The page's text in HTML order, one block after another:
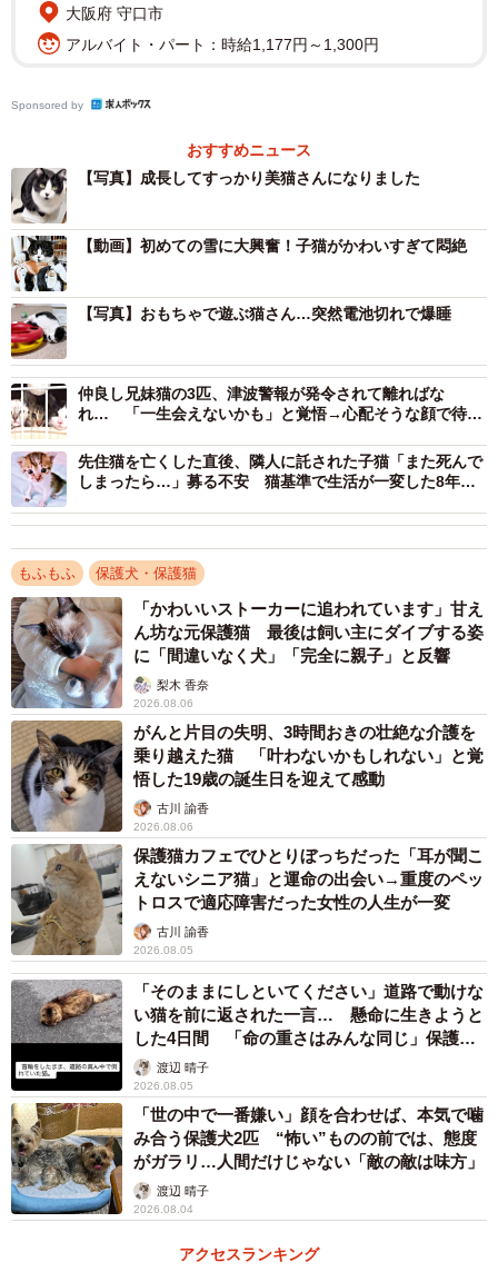
ました。ご飯を食べている地域猫のそばに近寄って怒られ
たり、ボス猫に追いかけられたりしていて、気になったん
保護当時、生後推定6カ月。ケージの中で舌をペロっと出すあんこちゃん
（画像提供：しじみとんさん）
どうやら女の子だとわかったその子こそ、あんこちゃんで
した。当時、生後推定6カ月ほど。飼い主さんは、自然とそ
の姿を目で追うようになり、ある思いがこみ上げてきまし
た。
「このままでは、すぐ妊娠、出産することになるに違いな
いと思いました。そこで、意を決して保護することを決め
たんです」
野良猫として外で暮らすことは、常に危険と隣り合わせ。
これ以上、過酷な境遇のなかで暮らす子を増やしてはいけ
ない――飼い主さんは自分にできることを考え、行動に出
ました。保護するための準備を整え、慎重に距離を縮め、
あんこちゃんを無事に保護することができたのです。
大胆不敵なあんこちゃん 外生活の処世術を披
露！？
大阪府 守口市
アルバイト・パート：時給1,177円～1,300円
Sponsored by
おすすめニュース
【写真】成長してすっかり美猫さんになりました
【動画】初めての雪に大興奮！子猫がかわいすぎて悶絶
【写真】おもちゃで遊ぶ猫さん…突然電池切れで爆睡
仲良し兄妹猫の3匹、津波警報が発令されて離ればな
れ… 「一生会えないかも」と覚悟→心配そうな顔で待っ
先住猫を亡くした直後、隣人に託された子猫「また死んで
しまったら…」募る不安 猫基準で生活が一変した8年の
もふもふ 保護犬・保護猫
「かわいいストーカーに追われています」甘え
ん坊な元保護猫 最後は飼い主にダイブする姿
に「間違いなく犬」「完全に親子」と反響
梨木 香奈
2026.08.06
がんと片目の失明、3時間おきの壮絶な介護を
乗り越えた猫 「叶わないかもしれない」と覚
悟した19歳の誕生日を迎えて感動
古川 諭香
2026.08.06
保護猫カフェでひとりぼっちだった「耳が聞こ
えないシニア猫」と運命の出会い→重度のペッ
トロスで適応障害だった女性の人生が一変
古川 諭香
2026.08.05
「そのままにしといてください」道路で動けな
い猫を前に返された一言… 懸命に生きようと
した4日間 「命の重さはみんな同じ」保護団
体代表の訴え
渡辺 晴子
2026.08.05
「世の中で一番嫌い」顔を合わせば、本気で噛
み合う保護犬2匹 “怖い”ものの前では、態度
がガラリ…人間だけじゃない「敵の敵は味方」
渡辺 晴子
2026.08.04
アクセスランキング